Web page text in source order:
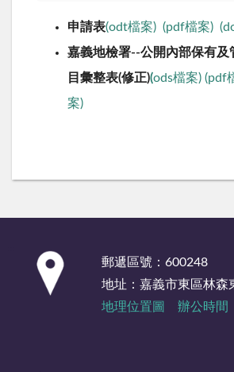
申請表(odt檔案) (pdf檔案)
嘉義地檢署--公開內部保有及
目彙整表(修正)(ods檔案) (pdf
案)
郵遞區號：600248
地址：嘉義市東區林森
地理位置圖
辦公時間